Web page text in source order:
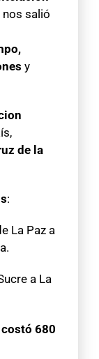
salió
y
de la
:
La Paz a
a La
680